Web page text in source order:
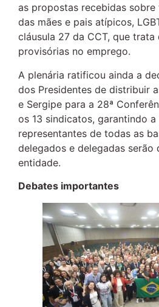
as propostas recebidas
das mães e pais atípicos,
cláusula 27 da CCT, que
provisórias no emprego.
A plenária ratificou ainda a
dos Presidentes de distribuir
e Sergipe para a 28ª
os 13 sindicatos, garantindo
representantes de todas as
delegados e delegadas serão
entidade.
Debates importantes